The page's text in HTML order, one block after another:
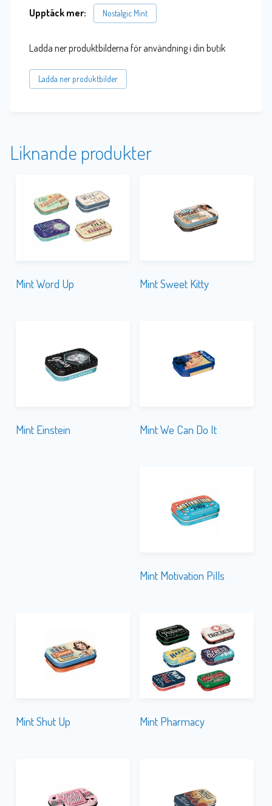
Upptäck mer: Nostalgic Mint
Ladda ner produktbilderna för användning i din butik
Ladda ner produktbilder
Liknande produkter
Mint Word Up Mint Sweet Kitty
Mint Einstein Mint We Can Do It
Mint Motivation Pills
Mint Shut Up Mint Pharmacy